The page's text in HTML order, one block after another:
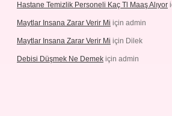
Hastane Temizlik Personeli Kaç Tl Maaş Alıyor
Maytlar Insana Zarar Verir Mi için admin
Maytlar Insana Zarar Verir Mi için Dilek
Debisi Düşmek Ne Demek için admin